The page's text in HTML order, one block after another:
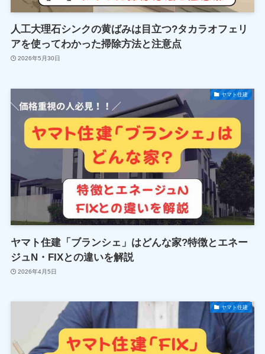
人工大理石シンクの黄ばみは目立つ?タカラオフェリ
アを使ってわかった掃除方法と注意点
2026年5月30日
ヤマト住建
ヤマト住建「ブランシェ」はどんな家?特徴とエネー
ジュN・FIXとの違いを解説
2026年4月5日
ヤマト住建